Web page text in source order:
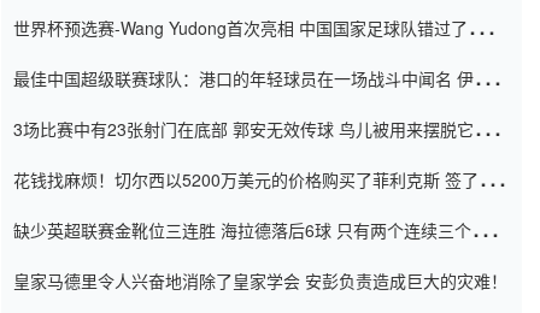
世界杯预选赛-Wang Yudong首次亮相 中国国家足球队错过了世界
最佳中国超级联赛球队：港口的年轻球员在一场战斗中闻名 伊万放
3场比赛中有23张射门在底部 郭安无效传球 鸟儿被用来摆脱它
花钱找麻烦！切尔西以5200万美元的价格购买了菲利克斯 签了7年
缺少英超联赛金靴位三连胜 海拉德落后6球 只有两个连续三个连续
皇家马德里令人兴奋地消除了皇家学会 安彭负责造成巨大的灾难！